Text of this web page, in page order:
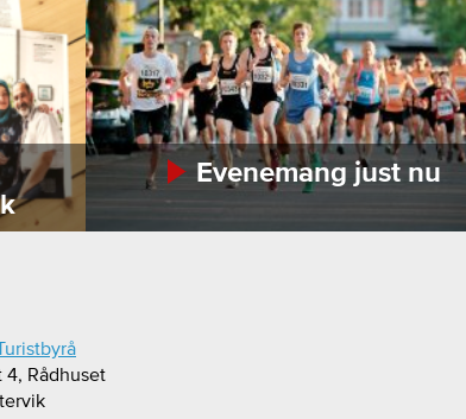
Evenemang just nu
4, Rådhuset